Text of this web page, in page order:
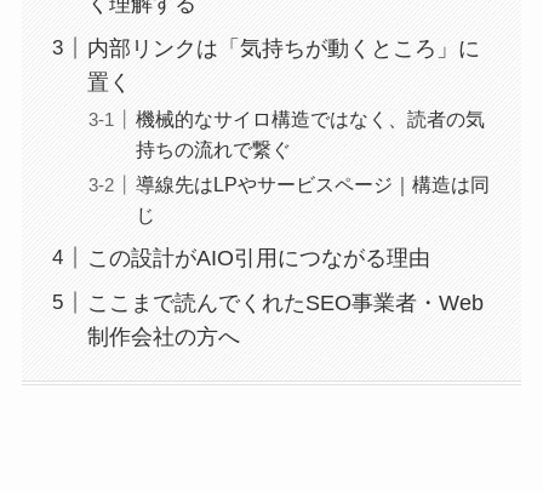
内部リンクは「気持ちが動くところ」に
置く
機械的なサイロ構造ではなく、読者の気
持ちの流れで繋ぐ
導線先はLPやサービスページ｜構造は同
じ
この設計がAIO引用につながる理由
ここまで読んでくれたSEO事業者・Web
制作会社の方へ